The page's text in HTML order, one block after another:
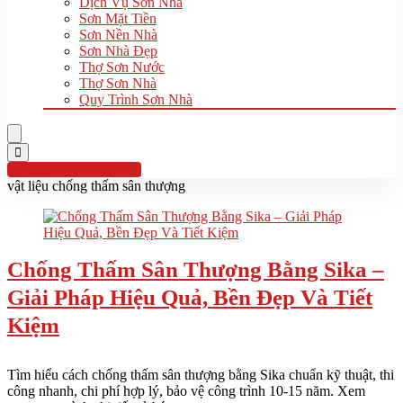
Sơn Mặt Tiền
Sơn Nền Nhà
Sơn Nhà Đẹp
Thợ Sơn Nước
Thợ Sơn Nhà
Quy Trình Sơn Nhà
Hotline:0961 894 472
vật liệu chống thấm sân thượng
Chống Thấm Sân Thượng Bằng Sika –
Giải Pháp Hiệu Quả, Bền Đẹp Và Tiết
Kiệm
Tìm hiểu cách chống thấm sân thượng bằng Sika chuẩn kỹ thuật, thi
công nhanh, chi phí hợp lý, bảo vệ công trình 10-15 năm. Xem